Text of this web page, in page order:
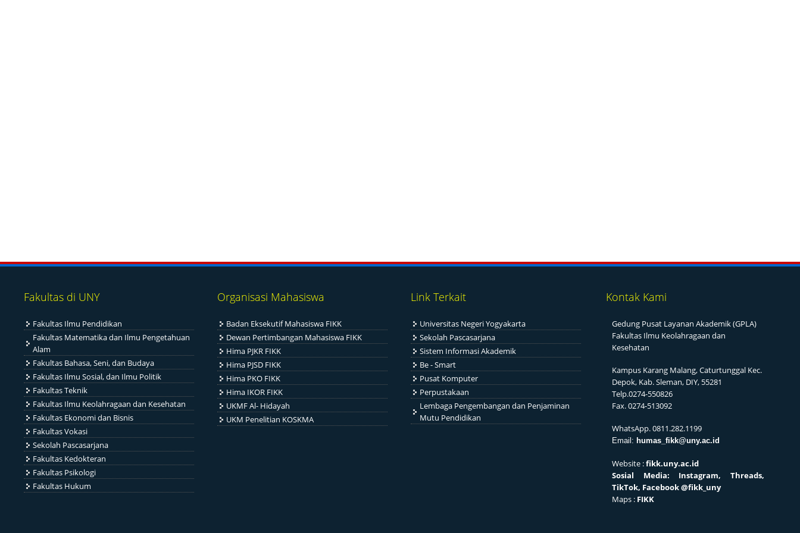
Fakultas di UNY
Fakultas Ilmu Pendidikan
Fakultas Matematika dan Ilmu Pengetahuan
Alam
Fakultas Bahasa, Seni, dan Budaya
Fakultas Ilmu Sosial, dan Ilmu Politik
Fakultas Teknik
Fakultas Ilmu Keolahragaan dan Kesehatan
Fakultas Ekonomi dan Bisnis
Fakultas Vokasi
Sekolah Pascasarjana
Fakultas Kedokteran
Fakultas Psikologi
Fakultas Hukum
Organisasi Mahasiswa
Badan Eksekutif Mahasiswa FIKK
Dewan Pertimbangan Mahasiswa FIKK
Hima PJKR FIKK
Hima PJSD FIKK
Hima PKO FIKK
Hima IKOR FIKK
UKMF Al- Hidayah
UKM Penelitian KOSKMA
Link Terkait
Universitas Negeri Yogyakarta
Sekolah Pascasarjana
Sistem Informasi Akademik
Be - Smart
Pusat Komputer
Perpustakaan
Lembaga Pengembangan dan Penjaminan
Mutu Pendidikan
Kontak Kami
Gedung Pusat Layanan Akademik (GPLA)
Fakultas Ilmu Keolahragaan dan
Kesehatan
Kampus Karang Malang, Caturtunggal Kec.
Depok, Kab. Sleman, DIY, 55281
Telp.0274-550826
Fax. 0274-513092
WhatsApp. 0811.282.1199
Email: humas_fikk@uny.ac.id
Website :fikk.uny.ac.id
Sosial
Media: Instagram, Threads,
TikTok, Facebook@fikk_uny
Maps : FIKK